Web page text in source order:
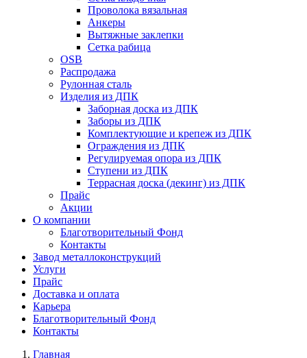
Проволока вязальная
Анкеры
Вытяжные заклепки
Сетка рабица
OSB
Распродажа
Рулонная сталь
Изделия из ДПК
Заборная доска из ДПК
Заборы из ДПК
Комплектующие и крепеж из ДПК
Ограждения из ДПК
Регулируемая опора из ДПК
Ступени из ДПК
Террасная доска (декинг) из ДПК
Прайс
Акции
О компании
Благотворительный Фонд
Контакты
Завод металлоконструкций
Услуги
Прайс
Доставка и оплата
Карьера
Благотворительный Фонд
Контакты
Главная